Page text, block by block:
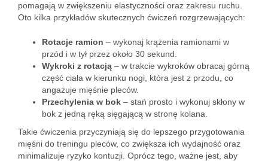
pomagają w zwiększeniu elastyczności oraz zakresu ruchu.
Oto kilka przykładów skutecznych ćwiczeń rozgrzewających:
Rotacje ramion – wykonaj krążenia ramionami w
przód i w tył przez około 30 sekund.
Wykroki z rotacją – w trakcie wykroków obracaj górną
część ciała w kierunku nogi, która jest z przodu, co
angażuje mięśnie pleców.
Przechylenia w bok – stań prosto i wykonuj skłony w
bok z jedną ręką sięgającą w stronę kolana.
Takie ćwiczenia przyczyniają się do lepszego przygotowania
mięśni do treningu pleców, co zwiększa ich wydajność oraz
minimalizuje ryzyko kontuzji. Oprócz tego, ważne jest, aby